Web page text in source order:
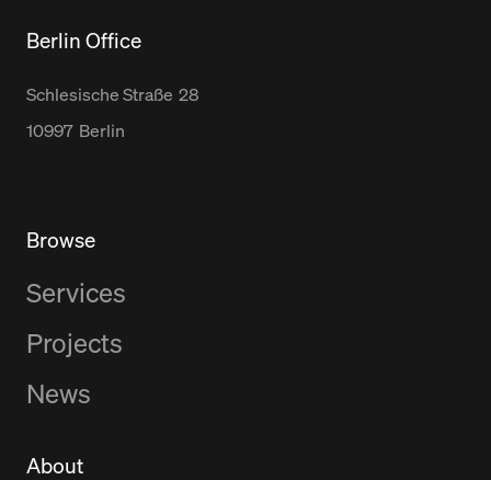
Berlin Office
Schlesische Straße 28
10997 Berlin
Browse
Services
Projects
News
About